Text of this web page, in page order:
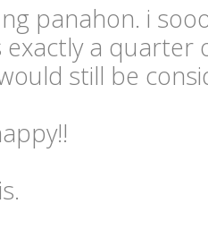
panahon. i
exactly a quarter
still be